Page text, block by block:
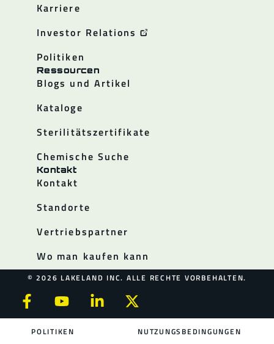
Karriere
Investor Relations
Politiken
Ressourcen
Blogs und Artikel
Kataloge
Sterilitätszertifikate
Chemische Suche
Kontakt
Kontakt
Standorte
Vertriebspartner
Wo man kaufen kann
© 2026 LAKELAND INC. ALLE RECHTE VORBEHALTEN.
POLITIKEN NUTZUNGSBEDINGUNGEN